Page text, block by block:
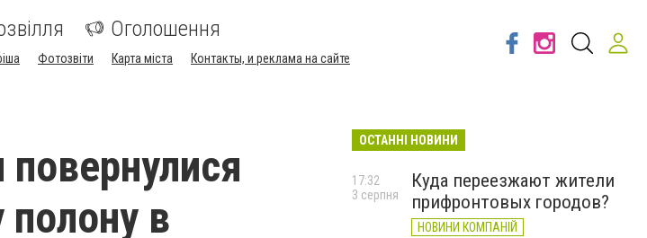
Оголошення
Фотозвіти Карта міста Контакты, и реклама на сайте
повернулися
полону в
ОСТАННІ НОВИНИ
Куда переезжают жители
прифронтовых городов?
НОВИНИ КОМПАНІЙ
17:32
3 серпня